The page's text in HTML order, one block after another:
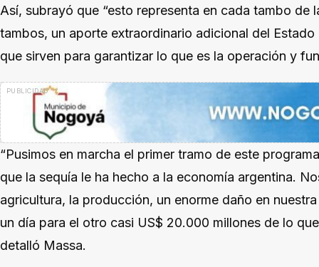
Así, subrayó que “esto representa en cada tambo de
tambos, un aporte extraordinario adicional del
que sirven para garantizar lo que es la operación y
“Pusimos en marcha el primer tramo de este
que la sequía le ha hecho a la economía argentina.
agricultura, la producción, un enorme daño en
un día para el otro casi US$ 20.000 millones de lo
detalló Massa.